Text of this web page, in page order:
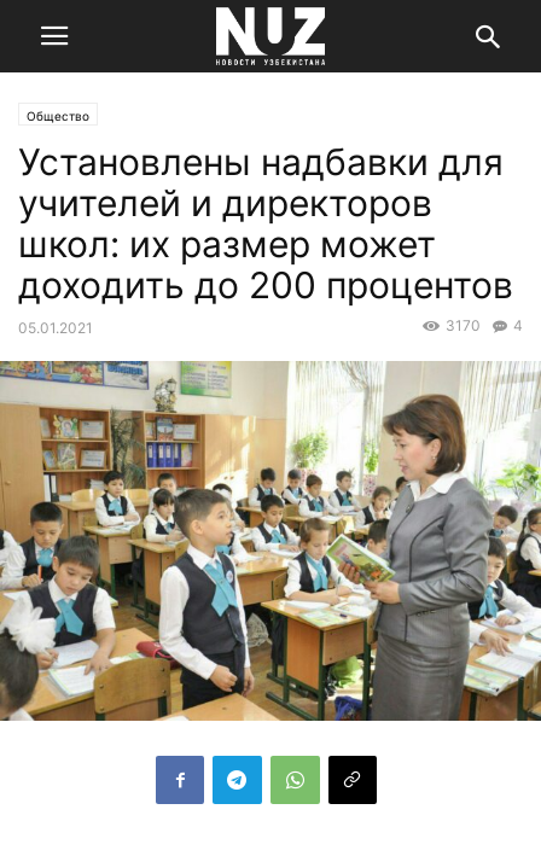
Общество
Установлены надбавки для
учителей и директоров
школ: их размер может
доходить до 200 процентов
05.01.2021 4
3170